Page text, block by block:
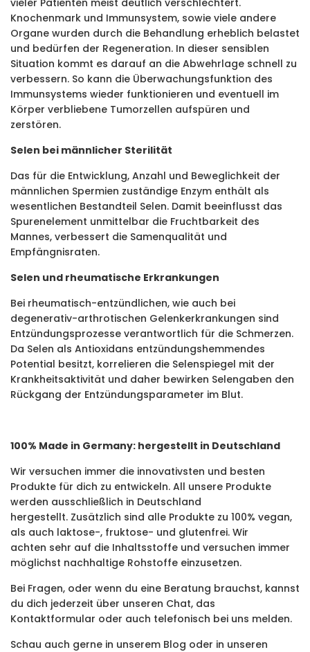
vieler Patienten meist deutlich verschlechtert.
Knochenmark und Immunsystem, sowie viele andere
Organe wurden durch die Behandlung erheblich belastet
und bedürfen der Regeneration. In dieser sensiblen
Situation kommt es darauf an die Abwehrlage schnell zu
verbessern. So kann die Überwachungsfunktion des
Immunsystems wieder funktionieren und eventuell im
Körper verbliebene Tumorzellen aufspüren und
zerstören.
Selen bei männlicher Sterilität
Das für die Entwicklung, Anzahl und Beweglichkeit der
männlichen Spermien zuständige Enzym enthält als
wesentlichen Bestandteil Selen. Damit beeinflusst das
Spurenelement unmittelbar die Fruchtbarkeit des
Mannes, verbessert die Samenqualität und
Empfängnisraten.
Selen und rheumatische Erkrankungen
Bei rheumatisch-entzündlichen, wie auch bei
degenerativ-arthrotischen Gelenkerkrankungen sind
Entzündungsprozesse verantwortlich für die Schmerzen.
Da Selen als Antioxidans entzündungshemmendes
Potential besitzt, korrelieren die Selenspiegel mit der
Krankheitsaktivität und daher bewirken Selengaben den
Rückgang der Entzündungsparameter im Blut.
100% Made in Germany: hergestellt in Deutschland
Wir versuchen immer die innovativsten und besten
Produkte für dich zu entwickeln. All unsere Produkte
werden ausschließlich in Deutschland
hergestellt. Zusätzlich sind alle Produkte zu 100% vegan,
als auch laktose-, fruktose- und glutenfrei. Wir
achten sehr auf die Inhaltsstoffe und versuchen immer
möglichst nachhaltige Rohstoffe einzusetzen.
Bei Fragen, oder wenn du eine Beratung brauchst, kannst
du dich jederzeit über unseren Chat, das
Kontaktformular oder auch telefonisch bei uns melden.
Schau auch gerne in unserem Blog oder in unseren